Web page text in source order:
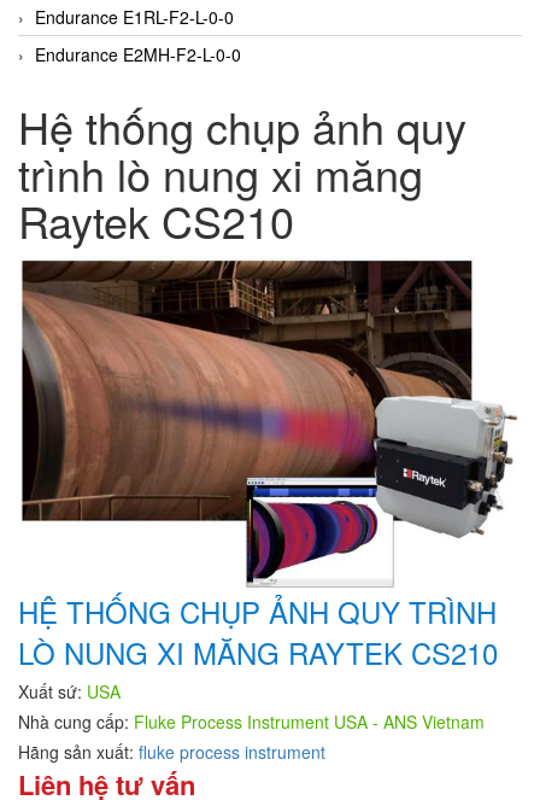
Endurance E1RL-F2-L-0-0
Endurance E2MH-F2-L-0-0
Hệ thống chụp ảnh quy
trình lò nung xi măng
Raytek CS210
HỆ THỐNG CHỤP ẢNH QUY TRÌNH
LÒ NUNG XI MĂNG RAYTEK CS210
Xuất sứ: USA
Nhà cung cấp: Fluke Process Instrument USA - ANS Vietnam
Hãng sản xuất: fluke process instrument
Liên hệ tư vấn